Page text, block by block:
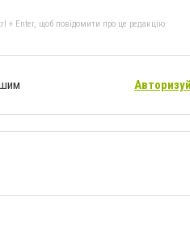
+ Enter, щоб повідомити про це редакцію